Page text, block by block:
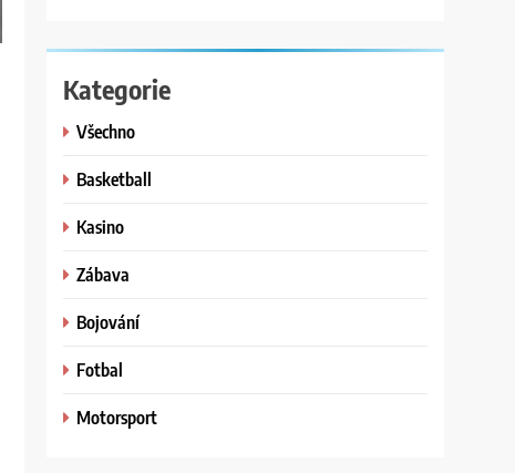
Kategorie
Všechno
Basketball
Kasino
Zábava
Bojování
Fotbal
Motorsport